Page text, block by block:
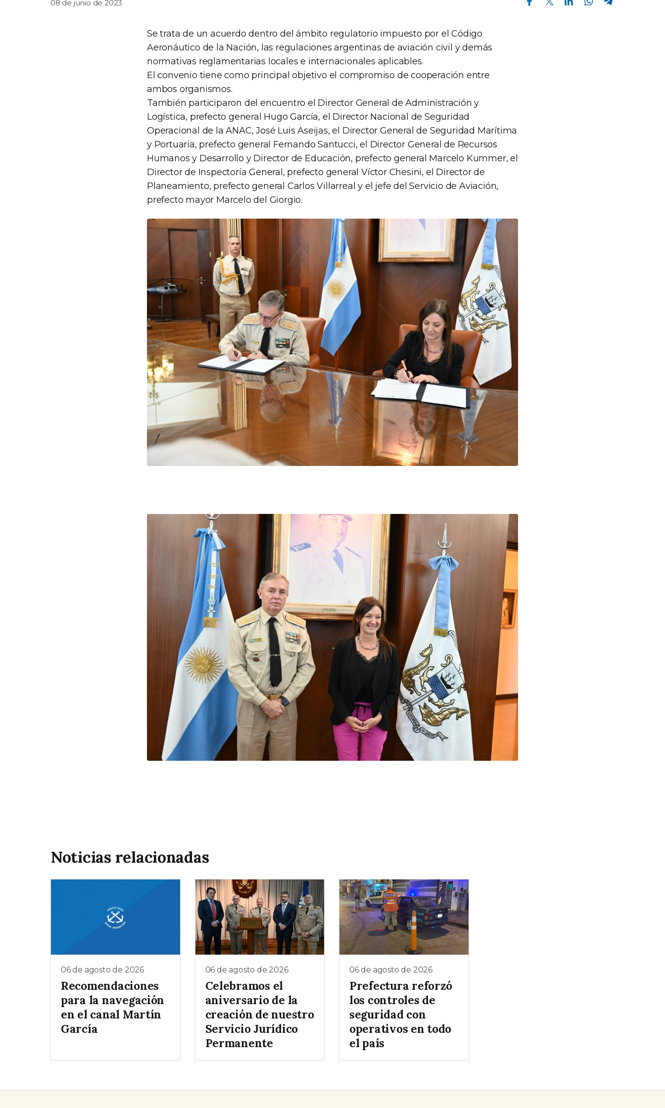
08 de junio de 2023
Se trata de un acuerdo dentro del ámbito regulatorio impuesto por el Código
Aeronáutico de la Nación, las regulaciones argentinas de aviación civil y demás
normativas reglamentarias locales e internacionales aplicables.
El convenio tiene como principal objetivo el compromiso de cooperación entre
ambos organismos.
También participaron del encuentro el Director General de Administración y
Logística, prefecto general Hugo García, el Director Nacional de Seguridad
Operacional de la ANAC, José Luis Aseijas, el Director General de Seguridad Marítima
y Portuaria, prefecto general Fernando Santucci, el Director General de Recursos
Humanos y Desarrollo y Director de Educación, prefecto general Marcelo Kummer, el
Director de Inspectoría General, prefecto general Víctor Chesini, el Director de
Planeamiento, prefecto general Carlos Villarreal y el jefe del Servicio de Aviación,
prefecto mayor Marcelo del Giorgio.
Noticias relacionadas
06 de agosto de 2026
Recomendaciones
para la navegación
en el canal Martín
García
06 de agosto de 2026
Celebramos el
aniversario de la
creación de nuestro
Servicio Jurídico
Permanente
06 de agosto de 2026
Prefectura reforzó
los controles de
seguridad con
operativos en todo
el país